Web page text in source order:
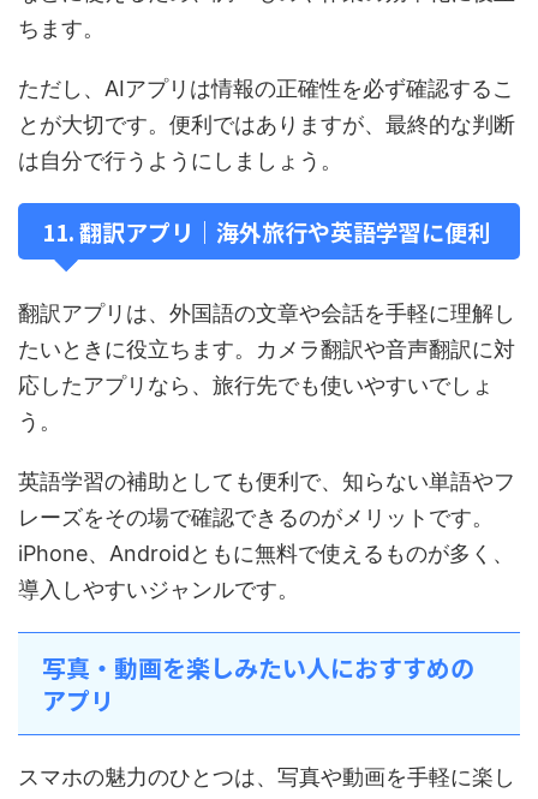
ちます。
ただし、AIアプリは情報の正確性を必ず確認するこ
とが大切です。便利ではありますが、最終的な判断
は自分で行うようにしましょう。
11. 翻訳アプリ｜海外旅行や英語学習に便利
翻訳アプリは、外国語の文章や会話を手軽に理解し
たいときに役立ちます。カメラ翻訳や音声翻訳に対
応したアプリなら、旅行先でも使いやすいでしょ
う。
英語学習の補助としても便利で、知らない単語やフ
レーズをその場で確認できるのがメリットです。
iPhone、Androidともに無料で使えるものが多く、
導入しやすいジャンルです。
写真・動画を楽しみたい人におすすめの
アプリ
スマホの魅力のひとつは、写真や動画を手軽に楽し